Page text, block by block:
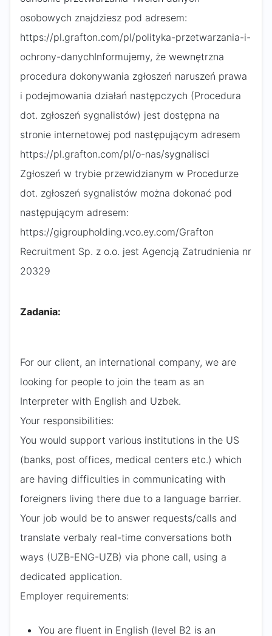
osobowych znajdziesz pod adresem:
https://pl.grafton.com/pl/polityka-przetwarzania-i-
ochrony-danychInformujemy, że wewnętrzna
procedura dokonywania zgłoszeń naruszeń prawa
i podejmowania działań następczych (Procedura
dot. zgłoszeń sygnalistów) jest dostępna na
stronie internetowej pod następującym adresem
https://pl.grafton.com/pl/o-nas/sygnalisci
Zgłoszeń w trybie przewidzianym w Procedurze
dot. zgłoszeń sygnalistów można dokonać pod
następującym adresem:
https://gigroupholding.vco.ey.com/Grafton
Recruitment Sp. z o.o. jest Agencją Zatrudnienia nr
20329
Zadania:
For our client, an international company, we are
looking for people to join the team as an
Interpreter with English and Uzbek.
Your responsibilities:
You would support various institutions in the US
(banks, post offices, medical centers etc.) which
are having difficulties in communicating with
foreigners living there due to a language barrier.
Your job would be to answer requests/calls and
translate verbaly real-time conversations both
ways (UZB-ENG-UZB) via phone call, using a
dedicated application.
Employer requirements:
You are fluent in English (level B2 is an